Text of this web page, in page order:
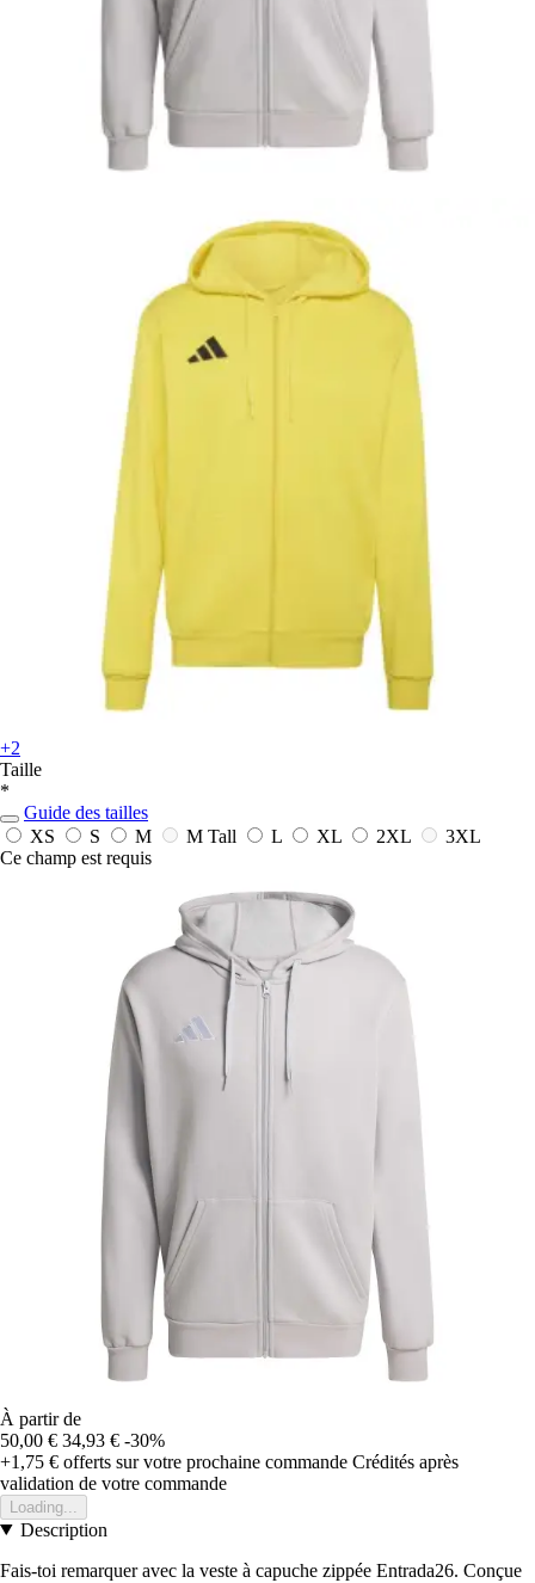
+2
Taille
*
Guide des tailles
XS
S M M Tall L XL 2XL
3XL
Ce champ est requis
À partir de
50,00 € 34,93 € -30%
+1,75 € offerts sur votre prochaine commande Crédités après
validation de votre commande
Loading...
Description
Fais-toi remarquer avec la veste à capuche zippée Entrada26. Conçue